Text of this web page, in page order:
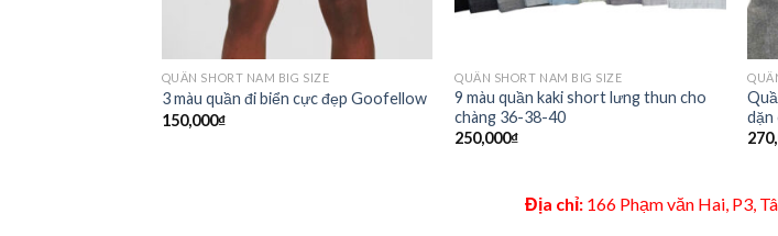
QUẦN SHORT NAM BIG SIZE
3 màu quần đi biển cực đẹp Goofellow
150,000₫
QUẦN SHORT NAM BIG SIZE
9 màu quần kaki short lưng thun cho
chàng 36-38-40
250,000₫
dặn
Địa chỉ: 166 Phạm văn Hai, P3,